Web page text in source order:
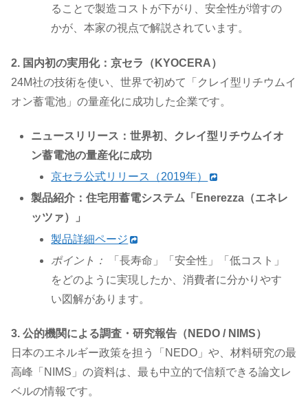
ることで製造コストが下がり、安全性が増すの
かが、本家の視点で解説されています。
2. 国内初の実用化：京セラ（KYOCERA）
24M社の技術を使い、世界で初めて「クレイ型リチウムイ
オン蓄電池」の量産化に成功した企業です。
ニュースリリース：世界初、クレイ型リチウムイオ
ン蓄電池の量産化に成功
京セラ公式リリース（2019年）
製品紹介：住宅用蓄電システム「Enerezza（エネレ
ッツァ）」
製品詳細ページ
ポイント：
「長寿命」「安全性」「低コスト」
をどのように実現したか、消費者に分かりやす
い図解があります。
3. 公的機関による調査・研究報告（NEDO / NIMS）
日本のエネルギー政策を担う「NEDO」や、材料研究の最
高峰「NIMS」の資料は、最も中立的で信頼できる論文レ
ベルの情報です。